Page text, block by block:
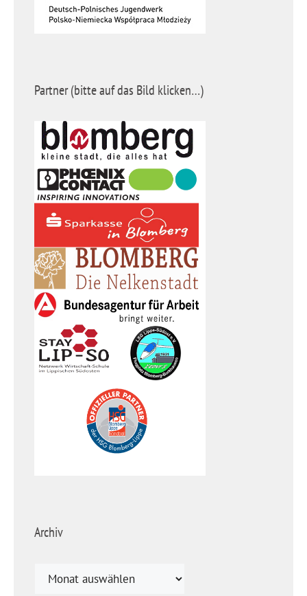
Partner (bitte auf das Bild klicken…)
Archiv